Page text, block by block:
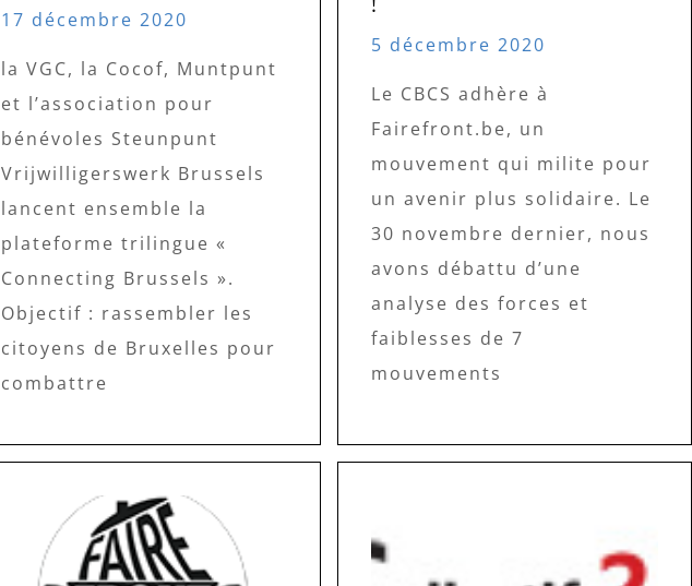
17 décembre 2020
la VGC, la Cocof, Muntpunt
et l’association pour
bénévoles Steunpunt
Vrijwilligerswerk Brussels
lancent ensemble la
plateforme trilingue «
Connecting Brussels ».
Objectif : rassembler les
citoyens de Bruxelles pour
combattre
5 décembre 2020
Le CBCS adhère à
Fairefront.be, un
mouvement qui milite pour
un avenir plus solidaire. Le
30 novembre dernier, nous
avons débattu d’une
analyse des forces et
faiblesses de 7
mouvements